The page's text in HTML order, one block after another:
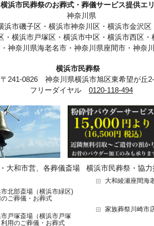
横浜市民葬祭のお葬式・葬儀サービス提供エ
神奈川県
市磯子区・横浜市神奈川区・横浜市金沢
横浜市戸塚区・横浜市中区・横浜市西区
神奈川県海老名市・神奈川県座間市・神奈
横浜市民葬祭
〒241-0826 神奈川県横浜市旭区東希望が丘
フリーダイヤル 0120-118-494
大和市営、各葬儀斎場
北部斎場（横浜市緑区)
ご葬儀・お葬式
戸塚斎場（横浜市戸塚
用のご葬儀・お葬式
横浜市民葬祭・協
大和綾瀬座間海
家族葬祭川崎市